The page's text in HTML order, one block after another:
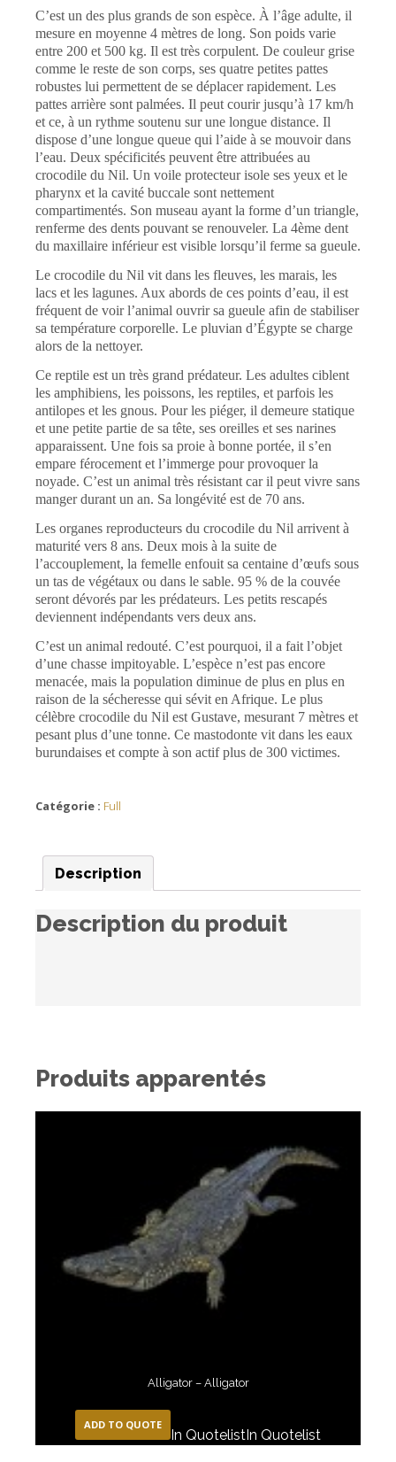
C’est un des plus grands de son espèce. À l’âge adulte, il
mesure en moyenne 4 mètres de long. Son poids varie
entre 200 et 500 kg. Il est très corpulent. De couleur grise
comme le reste de son corps, ses quatre petites pattes
robustes lui permettent de se déplacer rapidement. Les
pattes arrière sont palmées. Il peut courir jusqu’à 17 km/h
et ce, à un rythme soutenu sur une longue distance. Il
dispose d’une longue queue qui l’aide à se mouvoir dans
l’eau. Deux spécificités peuvent être attribuées au
crocodile du Nil. Un voile protecteur isole ses yeux et le
pharynx et la cavité buccale sont nettement
compartimentés. Son museau ayant la forme d’un triangle,
renferme des dents pouvant se renouveler. La 4ème dent
du maxillaire inférieur est visible lorsqu’il ferme sa gueule.
Le crocodile du Nil vit dans les fleuves, les marais, les
lacs et les lagunes. Aux abords de ces points d’eau, il est
fréquent de voir l’animal ouvrir sa gueule afin de stabiliser
sa température corporelle. Le pluvian d’Égypte se charge
alors de la nettoyer.
Ce reptile est un très grand prédateur. Les adultes ciblent
les amphibiens, les poissons, les reptiles, et parfois les
antilopes et les gnous. Pour les piéger, il demeure statique
et une petite partie de sa tête, ses oreilles et ses narines
apparaissent. Une fois sa proie à bonne portée, il s’en
empare férocement et l’immerge pour provoquer la
noyade. C’est un animal très résistant car il peut vivre sans
manger durant un an. Sa longévité est de 70 ans.
Les organes reproducteurs du crocodile du Nil arrivent à
maturité vers 8 ans. Deux mois à la suite de
l’accouplement, la femelle enfouit sa centaine d’œufs sous
un tas de végétaux ou dans le sable. 95 % de la couvée
seront dévorés par les prédateurs. Les petits rescapés
deviennent indépendants vers deux ans.
C’est un animal redouté. C’est pourquoi, il a fait l’objet
d’une chasse impitoyable. L’espèce n’est pas encore
menacée, mais la population diminue de plus en plus en
raison de la sécheresse qui sévit en Afrique. Le plus
célèbre crocodile du Nil est Gustave, mesurant 7 mètres et
pesant plus d’une tonne. Ce mastodonte vit dans les eaux
burundaises et compte à son actif plus de 300 victimes.
Catégorie : Full
Description
Description du produit
Produits apparentés
Alligator – Alligator
ADD TO QUOTE
In QuotelistIn Quotelist